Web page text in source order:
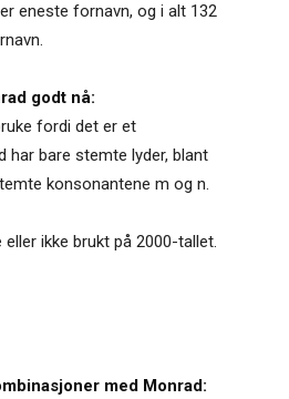
eneste fornavn, og i alt 132
godt nå:
fordi det er et
har bare stemte lyder, blant
konsonantene m og n.
ikke brukt på 2000-tallet.
med Monrad: